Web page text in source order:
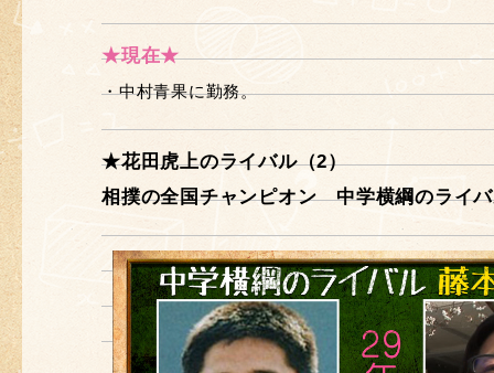
★現在★
・中村青果に勤務。
★花田虎上のライバル（2）
相撲の全国チャンピオン 中学横綱のライ